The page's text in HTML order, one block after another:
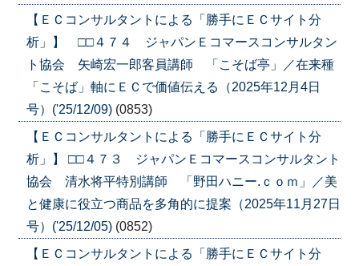
【ＥＣコンサルタントによる「勝手にＥＣサイト分
析」】 □□４７４ ジャパンＥコマースコンサルタン
ト協会 矢崎宏一郎客員講師 「こそば亭」／在来種
「こそば」軸にＥＣで価値伝える（2025年12月4日
号）('25/12/09) (0853)
【ＥＣコンサルタントによる「勝手にＥＣサイト分
析」】 □□４７３ ジャパンＥコマースコンサルタント
協会 清水将平特別講師 「野田ハニー.ｃｏｍ」／美
と健康に役立つ商品を多角的に提案（2025年11月27日
号）('25/12/05) (0852)
【ＥＣコンサルタントによる「勝手にＥＣサイト分